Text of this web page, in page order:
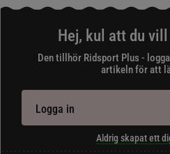
Hej, kul att du
Den tillhör Ridsport Plus -
artikeln för att
Logga in
Aldrig skapat ett